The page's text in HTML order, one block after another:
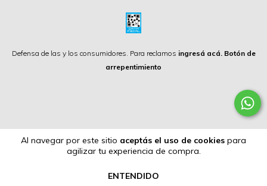
Al navegar por este sitio aceptás el uso de cookies para
agilizar tu experiencia de compra.
ENTENDIDO
Defensa de las y los consumidores. Para reclamos ingresá acá. Botón de
arrepentimiento